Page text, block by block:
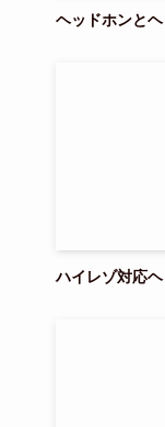
ヘッドホンと
ハイレゾ対応